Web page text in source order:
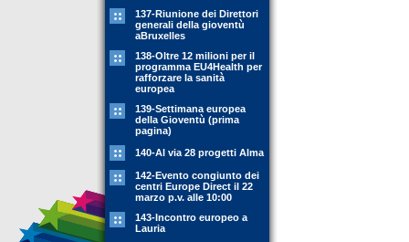
137-Riunione dei Direttori
generali della gioventù
aBruxelles
138-Oltre 12 milioni per il
programma EU4Health per
rafforzare la sanità
europea
139-Settimana europea
della Gioventù (prima
pagina)
140-Al via 28 progetti Alma
142-Evento congiunto dei
centri Europe Direct il 22
marzo p.v. alle 10:00
143-Incontro europeo a
Lauria